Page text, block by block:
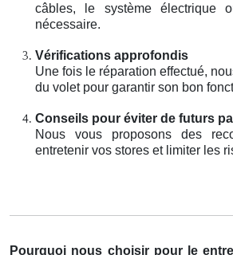
câbles, le système électrique
nécessaire.
Vérifications approfondis
Une fois le réparation effectué,
du volet pour garantir son bon
Conseils pour éviter de futurs
Nous vous proposons des
entretenir vos stores et limiter les
Pourquoi nous choisir pour le